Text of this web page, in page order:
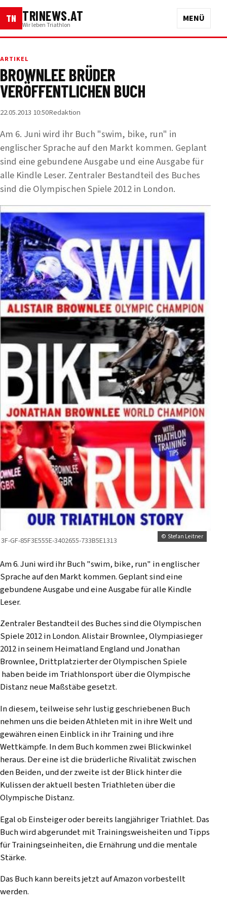
TN TRINEWS.AT
Wir leben Triathlon
MENÜ
ARTIKEL
BROWNLEE BRÜDER
VERÖFFENTLICHEN BUCH
22.05.2013 10:50Redaktion
Am 6. Juni wird ihr Buch "swim, bike, run" in
englischer Sprache auf den Markt kommen. Geplant
sind eine gebundene Ausgabe und eine Ausgabe für
alle Kindle Leser. Zentraler Bestandteil des Buches
sind die Olympischen Spiele 2012 in London.
© Stefan Leitner
3F-GF-85F3E555E-3402655-733B5E1313
Am 6. Juni wird ihr Buch "swim, bike, run" in englischer
Sprache auf den Markt kommen. Geplant sind eine
gebundene Ausgabe und eine Ausgabe für alle Kindle
Leser.
Zentraler Bestandteil des Buches sind die Olympischen
Spiele 2012 in London. Alistair Brownlee, Olympiasieger
2012 in seinem Heimatland England und Jonathan
Brownlee, Drittplatzierter der Olympischen Spiele
haben beide im Triathlonsport über die Olympische
Distanz neue Maßstäbe gesetzt.
In diesem, teilweise sehr lustig geschriebenen Buch
nehmen uns die beiden Athleten mit in ihre Welt und
gewähren einen Einblick in ihr Training und ihre
Wettkämpfe. In dem Buch kommen zwei Blickwinkel
heraus. Der eine ist die brüderliche Rivalität zwischen
den Beiden, und der zweite ist der Blick hinter die
Kulissen der aktuell besten Triathleten über die
Olympische Distanz.
Egal ob Einsteiger oder bereits langjähriger Triathlet. Das
Buch wird abgerundet mit Trainingsweisheiten und Tipps
für Trainingseinheiten, die Ernährung und die mentale
Stärke.
Das Buch kann bereits jetzt aufAmazonvorbestellt
werden.